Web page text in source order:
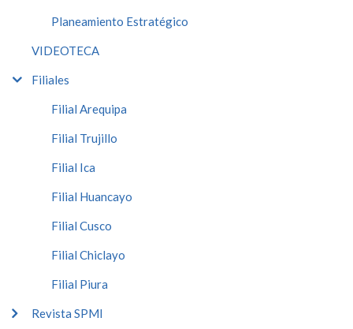
Planeamiento Estratégico
VIDEOTECA
Filiales
Filial Arequipa
Filial Trujillo
Filial Ica
Filial Huancayo
Filial Cusco
Filial Chiclayo
Filial Piura
Revista SPMI